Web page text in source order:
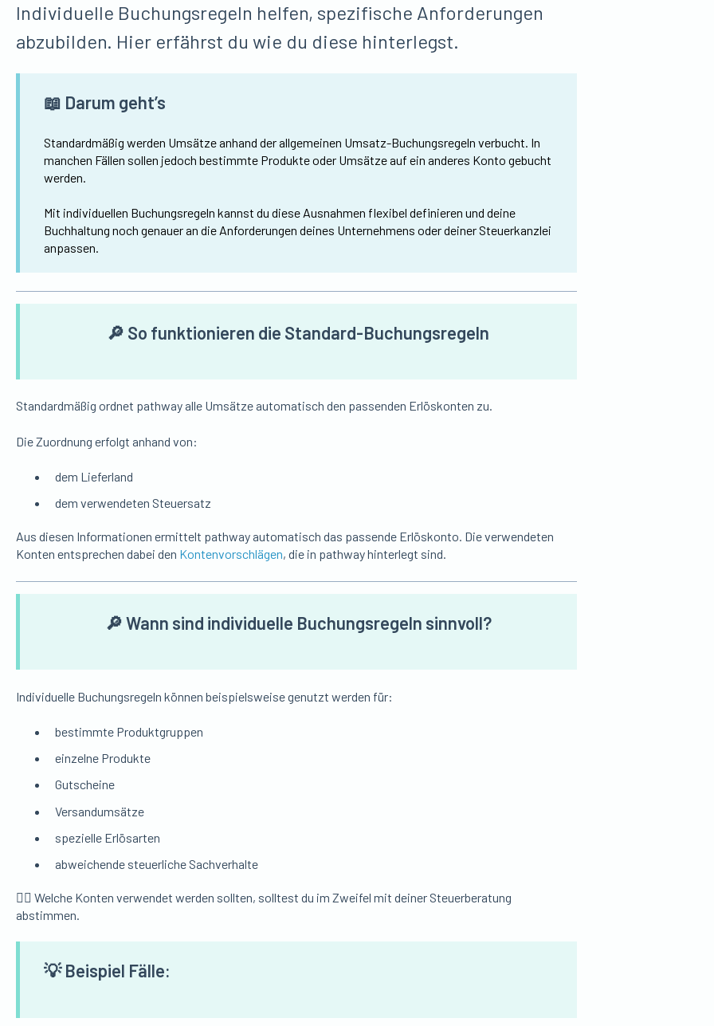
Individuelle Buchungsregeln helfen, spezifische Anforderungen
abzubilden. Hier erfährst du wie du diese hinterlegst.
📖 Darum geht’s
Standardmäßig werden Umsätze anhand der allgemeinen Umsatz-Buchungsregeln verbucht. In
manchen Fällen sollen jedoch bestimmte Produkte oder Umsätze auf ein anderes Konto gebucht
werden.
Mit individuellen Buchungsregeln kannst du diese Ausnahmen flexibel definieren und deine
Buchhaltung noch genauer an die Anforderungen deines Unternehmens oder deiner Steuerkanzlei
anpassen.
🔎 So funktionieren die Standard-Buchungsregeln
Standardmäßig ordnet pathway alle Umsätze automatisch den passenden Erlöskonten zu.
Die Zuordnung erfolgt anhand von:
dem Lieferland
dem verwendeten Steuersatz
Aus diesen Informationen ermittelt pathway automatisch das passende Erlöskonto. Die verwendeten
Konten entsprechen dabei den Kontenvorschlägen, die in pathway hinterlegt sind.
🔎 Wann sind individuelle Buchungsregeln sinnvoll?
Individuelle Buchungsregeln können beispielsweise genutzt werden für:
bestimmte Produktgruppen
einzelne Produkte
Gutscheine
Versandumsätze
spezielle Erlösarten
abweichende steuerliche Sachverhalte
👉🏼 Welche Konten verwendet werden sollten, solltest du im Zweifel mit deiner Steuerberatung
abstimmen.
💡 Beispiel Fälle: